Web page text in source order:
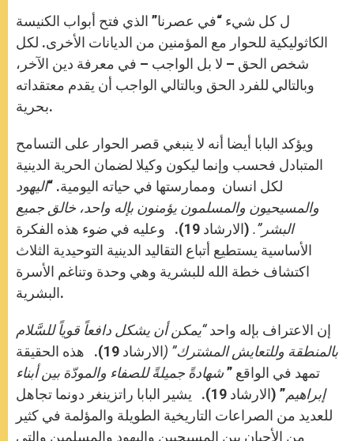
ل كل شيء “في عصرنا” الذي فتح أبواب الكنيسة
الكاثوليكية للحوار مع المؤمنين من الديانات الأخرى. لكل
شخص الحق – لا بل الواجب – في معرفة دين الآخر،
وبالتالي للفرد الحق وبالتالي الواجب أن يقدم معتقداته
بحرية.
ويؤكد البابا أيضا أنه لا ينبغي قصر الحوار على التسامح
المتبادل فحسب وإنما ليكون وكيلا لضمان الحرية الدينية
لكل انسان وممارستها في حياته اليومية. “اليهود
والمسيحيون والمسلمون يؤمنون بإله واحد، خالق جميع
البشر”.
(الارشاد 19). وعليه في ضوء هذه الفكرة
الأساسية يستطيع أتباع التقاليد الدينية التوحيدية الثلاث
اكتشاف خطة الله للبشرية وهي وحدة وتناغم الأسرة
البشرية.
إن الاعتراف بإله واحد“يمكن أن يشكل دافعاً قوياً للسَّلام
بالمنطقة وللتعايش المشترك” (
الارشاد 19). هذه الحقيقة
تمهد في الواقع ”شهادةً جميلةً للصفاء والمودّة بين أبناء
إبراهيم
” (الارشاد 19). يشير البابا راتزينغر دونما تجاهل
للعديد من الصراعات التاريخية الطويلة والمؤلمة في كثير
من الأحيان بين المسيحيين واليهود والمسلمين والتي